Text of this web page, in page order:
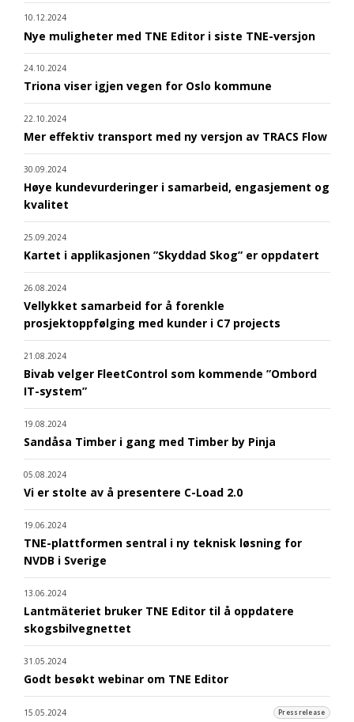
10.12.2024
Nye muligheter med TNE Editor i siste TNE-versjon
24.10.2024
Triona viser igjen vegen for Oslo kommune
22.10.2024
Mer effektiv transport med ny versjon av TRACS Flow
30.09.2024
Høye kundevurderinger i samarbeid, engasjement og
kvalitet
25.09.2024
Kartet i applikasjonen ”Skyddad Skog” er oppdatert
26.08.2024
Vellykket samarbeid for å forenkle
prosjektoppfølging med kunder i C7 projects
21.08.2024
Bivab velger FleetControl som kommende ”Ombord
IT-system”
19.08.2024
Sandåsa Timber i gang med Timber by Pinja
05.08.2024
Vi er stolte av å presentere C-Load 2.0
19.06.2024
TNE-plattformen sentral i ny teknisk løsning for
NVDB i Sverige
13.06.2024
Lantmäteriet bruker TNE Editor til å oppdatere
skogsbilvegnettet
31.05.2024
Godt besøkt webinar om TNE Editor
15.05.2024 Pressrelease